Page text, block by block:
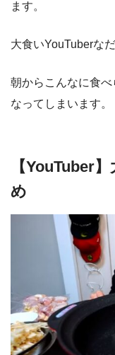
ます。
大食いYouTuberな
朝からこんなに食べ
なってしまいます。
【YouTuber
め